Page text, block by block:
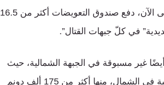
المستوطنات الحدودية بنحو 3.5 إلى 4 مليارات شيكل. حتّى الآن، دفع صندوق التعويضات أكثر من 16.5
في كلّ جبهات القتال”.
غير مسبوقة في الجبهة الشمالية، حيث
احترق نحو 230 ألف دونم من الغابات والشجيرات الطبيعية في الشمال، منها أكثر من 175 ألف دونم